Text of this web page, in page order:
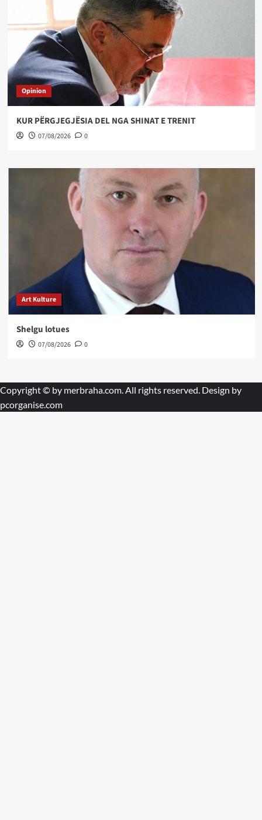
Opinion
KUR PËRGJEGJËSIA DEL NGA SHINAT E TRENIT
07/08/2026 0
Art Kulture
Shelgu lotues
07/08/2026 0
Copyright © by merbraha.com. All rights reserved. Design by
pcorganise.com